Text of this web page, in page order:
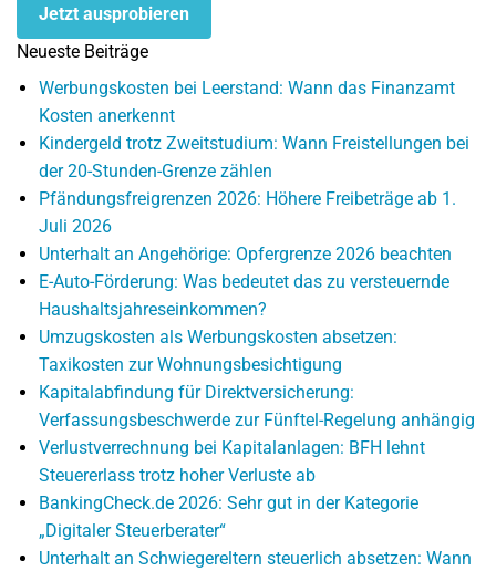
Jetzt ausprobieren
Neueste Beiträge
Werbungskosten bei Leerstand: Wann das Finanzamt
Kosten anerkennt
Kindergeld trotz Zweitstudium: Wann Freistellungen bei
der 20-Stunden-Grenze zählen
Pfändungsfreigrenzen 2026: Höhere Freibeträge ab 1.
Juli 2026
Unterhalt an Angehörige: Opfergrenze 2026 beachten
E-Auto-Förderung: Was bedeutet das zu versteuernde
Haushaltsjahreseinkommen?
Umzugskosten als Werbungskosten absetzen:
Taxikosten zur Wohnungsbesichtigung
Kapitalabfindung für Direktversicherung:
Verfassungsbeschwerde zur Fünftel-Regelung anhängig
Verlustverrechnung bei Kapitalanlagen: BFH lehnt
Steuererlass trotz hoher Verluste ab
BankingCheck.de 2026: Sehr gut in der Kategorie
„Digitaler Steuerberater“
Unterhalt an Schwiegereltern steuerlich absetzen: Wann